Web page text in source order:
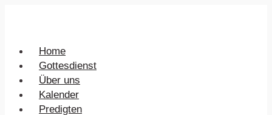
Home
Gottesdienst
Über uns
Kalender
Predigten